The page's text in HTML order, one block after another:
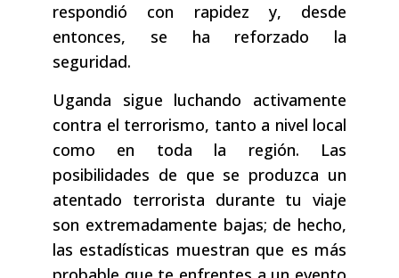
respondió con rapidez y, desde
entonces, se ha reforzado la
seguridad.
Uganda sigue luchando activamente
contra el terrorismo, tanto a nivel local
como en toda la región. Las
posibilidades de que se produzca un
atentado terrorista durante tu viaje
son extremadamente bajas; de hecho,
las estadísticas muestran que es más